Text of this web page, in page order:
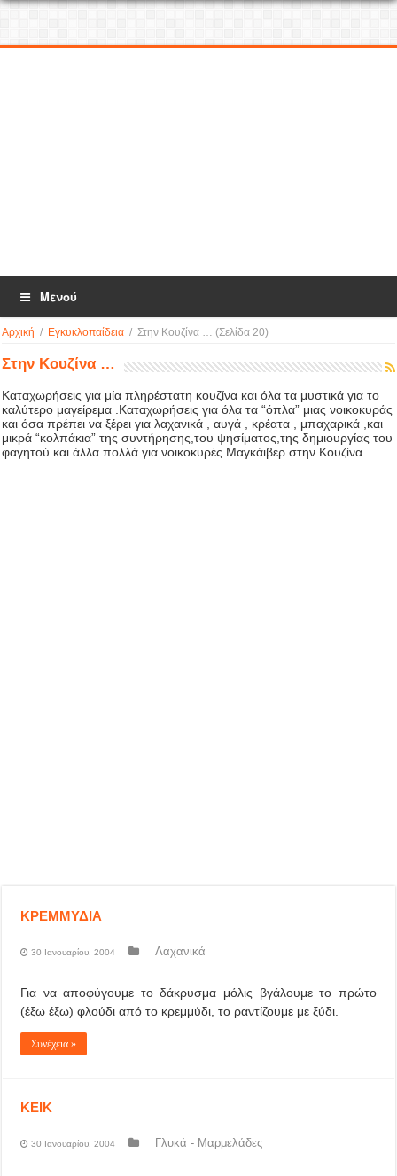
Μενού
Αρχική / Εγκυκλοπαίδεια / Στην Κουζίνα … (Σελίδα 20)
Στην Κουζίνα …
Καταχωρήσεις για μία πληρέστατη κουζίνα και όλα τα μυστικά για το
καλύτερο μαγείρεμα .Καταχωρήσεις για όλα τα “όπλα” μιας νοικοκυράς
και όσα πρέπει να ξέρει για λαχανικά , αυγά , κρέατα , μπαχαρικά ,και
μικρά “κολπάκια” της συντήρησης,του ψησίματος,της δημιουργίας του
φαγητού και άλλα πολλά για νοικοκυρές Μαγκάιβερ στην Κουζίνα .
ΚΡΕΜΜΥΔΙΑ
30 Ιανουαρίου, 2004 Λαχανικά
Για να αποφύγουμε το δάκρυσμα μόλις βγάλουμε το πρώτο
(έξω έξω) φλούδι από το κρεμμύδι, το ραντίζουμε με ξύδι.
Συνέχεια »
ΚΕΙΚ
30 Ιανουαρίου, 2004 Γλυκά - Μαρμελάδες